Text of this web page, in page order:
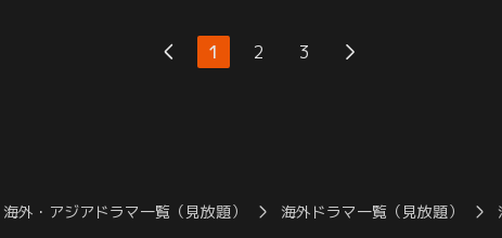
る。4年前に8家族を殺害して服役中のアー
ノルド（通称キツネ）が「私の犯行を見
ろ」と書いたメッセージを受け取っていた
1 2 3
海外・アジアドラマ一覧（見放題） 海外ドラマ一覧（見放題）